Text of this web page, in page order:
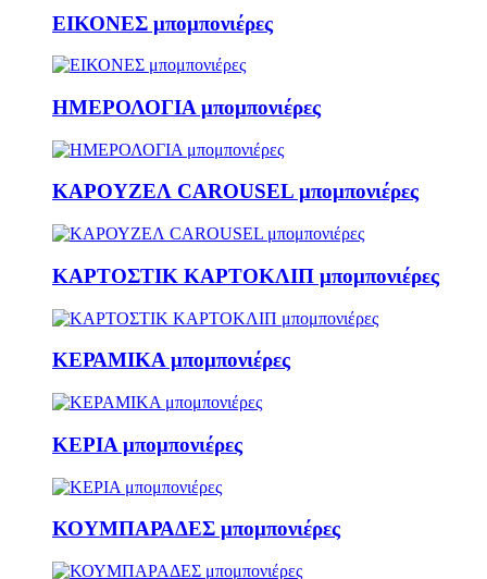
ΕΙΚΟΝΕΣ μπομπονιέρες
ΗΜΕΡΟΛΟΓΙΑ μπομπονιέρες
ΚΑΡΟΥΖΕΛ CAROUSEL μπομπονιέρες
ΚΑΡΤΟΣΤΙΚ ΚΑΡΤΟΚΛΙΠ μπομπονιέρες
ΚΕΡΑΜΙΚΑ μπομπονιέρες
ΚΕΡΙΑ μπομπονιέρες
ΚΟΥΜΠΑΡΑΔΕΣ μπομπονιέρες